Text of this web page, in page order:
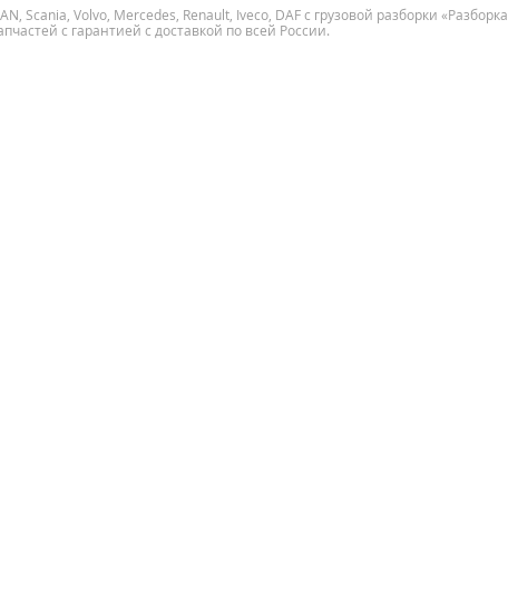
Scania, Volvo, Mercedes, Renault, Iveco, DAF с грузовой разборки «Разборка
с гарантией с доставкой по всей России.